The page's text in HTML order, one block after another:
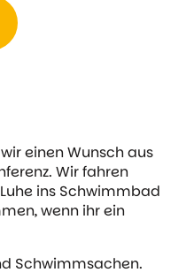
einen Wunsch aus
Wir fahren
ins Schwimmbad
wenn ihr ein
Schwimmsachen.